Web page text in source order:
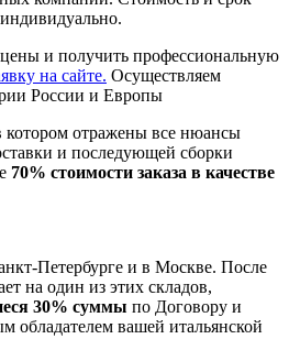
и получить профессиональную
на сайте. Осуществляем
России и Европы
отражены все нюансы
и последующей сборки
70% стоимости заказа в качестве
Петербурге и в Москве. После
на один из этих складов,
30% суммы по Договору и
обладателем вашей итальянской